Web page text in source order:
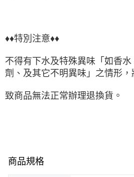
♦♦特別注意♦♦
不得有下水及特殊異味「如香
劑、及其它不明異味」之情形，
致商品無法正常辦理退換貨。
商品規格